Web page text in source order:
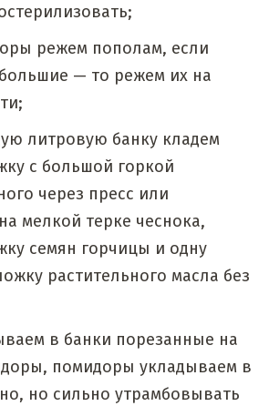
режем пополам, если
— то режем их на
литровую банку кладем
с большой горкой
через пресс или
мелкой терке чеснока,
семян горчицы и одну
растительного масла без
в банки порезанные на
помидоры укладываем в
но сильно утрамбовывать